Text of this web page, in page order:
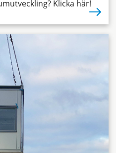
Klicka här!